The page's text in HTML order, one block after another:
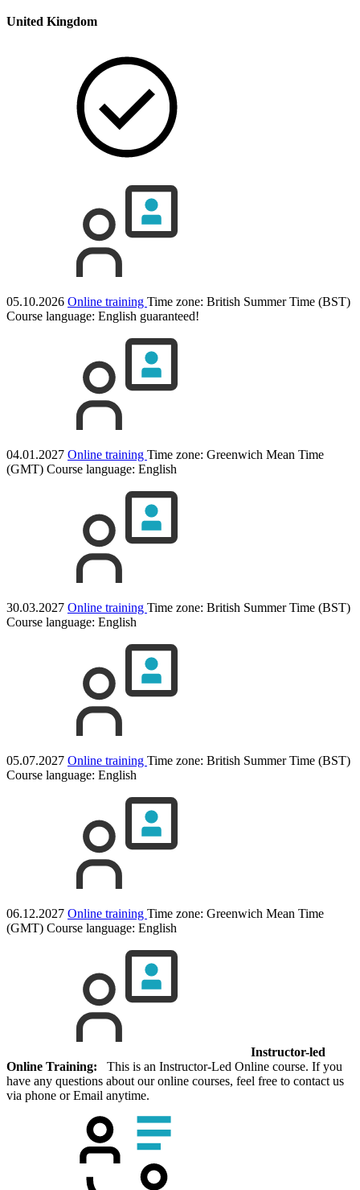
United Kingdom
05.10.2026 Online training Time zone: British Summer Time (BST)
Course language: English guaranteed!
04.01.2027 Online training Time zone: Greenwich Mean Time
(GMT) Course language: English
30.03.2027 Online training Time zone: British Summer Time (BST)
Course language: English
05.07.2027 Online training Time zone: British Summer Time (BST)
Course language: English
06.12.2027 Online training Time zone: Greenwich Mean Time
(GMT) Course language: English
Instructor-led
Online Training: This is an Instructor-Led Online course. If you
have any questions about our online courses, feel free to contact us
via phone or Email anytime.